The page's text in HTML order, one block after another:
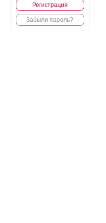
Регистрация
Забыли пароль?